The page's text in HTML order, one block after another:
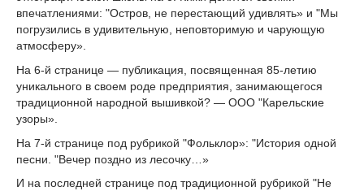
впечатлениями: "Остров, не перестающий удивлять» и "Мы
погрузились в удивительную, неповторимую и чарующую
атмосферу».
На 6-й странице — публикация, посвященная 85-летию
уникального в своем роде предприятия, занимающегося
традиционной народной вышивкой? — ООО "Карельские
узоры».
На 7-й странице под рубрикой "Фольклор»: "История одной
песни. "Вечер поздно из лесочку…»
И на последней странице под традиционной рубрикой "Не